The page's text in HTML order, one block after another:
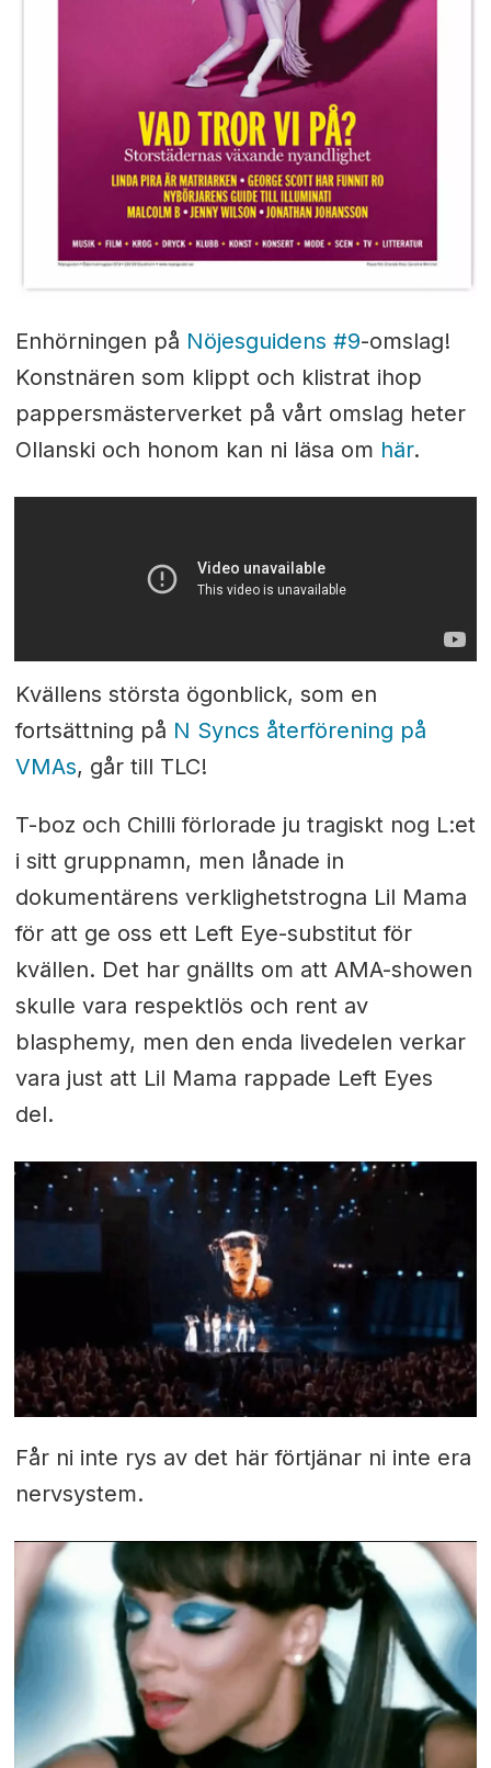
Enhörningen på Nöjesguidens #9-omslag!
Konstnären som klippt och klistrat ihop
pappersmästerverket på vårt omslag heter
Ollanski och honom kan ni läsa om här.
Kvällens största ögonblick, som en
fortsättning på N Syncs återförening på
VMAs, går till TLC!
T-boz och Chilli förlorade ju tragiskt nog L:et
i sitt gruppnamn, men lånade in
dokumentärens verklighetstrogna Lil Mama
för att ge oss ett Left Eye-substitut för
kvällen. Det har gnällts om att AMA-showen
skulle vara respektlös och rent av
blasphemy, men den enda livedelen verkar
vara just att Lil Mama rappade Left Eyes
del.
Får ni inte rys av det här förtjänar ni inte era
nervsystem.